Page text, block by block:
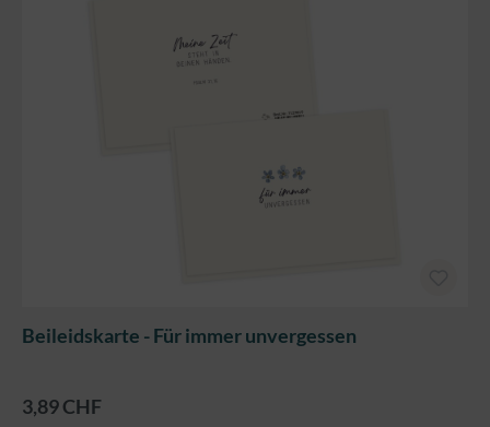
Beileidskarte - Für immer unvergessen
3,89 CHF